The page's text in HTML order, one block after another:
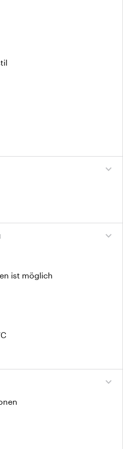
expand_more
expand_more
ist möglich
expand_more